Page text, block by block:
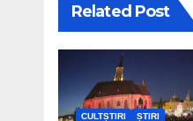
Related Post
CULTȘTIRI ȘTIRI